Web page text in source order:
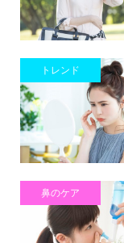
トレンド
鼻のケア